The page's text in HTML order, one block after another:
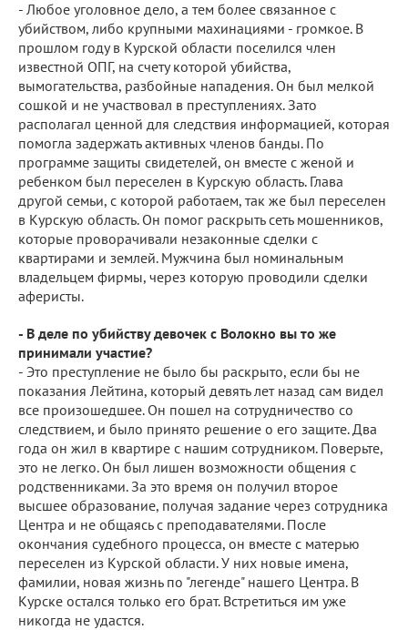
- Любое уголовное дело, а тем более связанное с
убийством, либо крупными махинациями - громкое. В
прошлом году в Курской области поселился член
известной ОПГ, на счету которой убийства,
вымогательства, разбойные нападения. Он был мелкой
сошкой и не участвовал в преступлениях. Зато
располагал ценной для следствия информацией, которая
помогла задержать активных членов банды. По
программе защиты свидетелей, он вместе с женой и
ребенком был переселен в Курскую область. Глава
другой семьи, с которой работаем, так же был переселен
в Курскую область. Он помог раскрыть сеть мошенников,
которые проворачивали незаконные сделки с
квартирами и землей. Мужчина был номинальным
владельцем фирмы, через которую проводили сделки
аферисты.
- В деле по убийству девочек с Волокно вы то же
принимали участие?
- Это преступление не было бы раскрыто, если бы не
показания Лейтина, который девять лет назад сам видел
все произошедшее. Он пошел на сотрудничество со
следствием, и было принято решение о его защите. Два
года он жил в квартире с нашим сотрудником. Поверьте,
это не легко. Он был лишен возможности общения с
родственниками. За это время он получил второе
высшее образование, получая задание через сотрудника
Центра и не общаясь с преподавателями. После
окончания судебного процесса, он вместе с матерью
переселен из Курской области. У них новые имена,
фамилии, новая жизнь по "легенде" нашего Центра. В
Курске остался только его брат. Встретиться им уже
никогда не удастся.